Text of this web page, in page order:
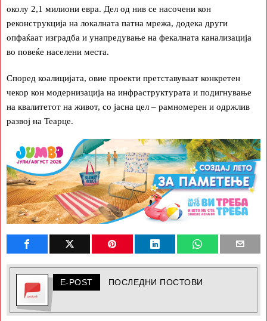
околу 2,1 милиони евра. Дел од нив се насочени кон
реконструкција на локалната патна мрежа, додека други
опфаќаат изградба и унапредување на фекалната канализација
во повеќе населени места.
Според коалицијата, овие проекти претставуваат конкретен
чекор кон модернизација на инфраструктурата и подигнување
на квалитетот на живот, со јасна цел – рамномерен и одржлив
развој на Теарце.
E-POST ПОСЛЕДНИ ПОСТОВИ